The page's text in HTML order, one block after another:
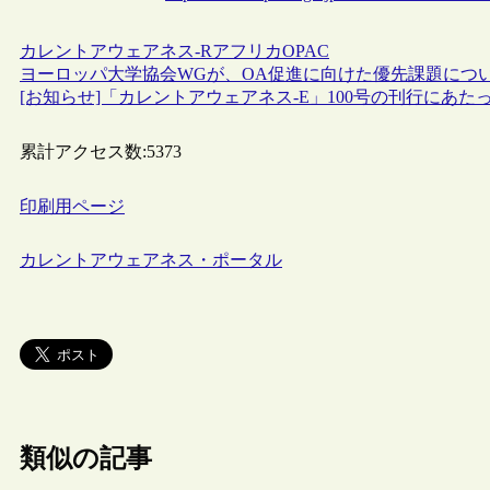
カレントアウェアネス-RアフリカOPAC
ヨーロッパ大学協会WGが、OA促進に向けた優先課題につ
[お知らせ]「カレントアウェアネス-E」100号の刊行にあた
累計アクセス数:5373
印刷用ページ
カレントアウェアネス・ポータル
類似の記事